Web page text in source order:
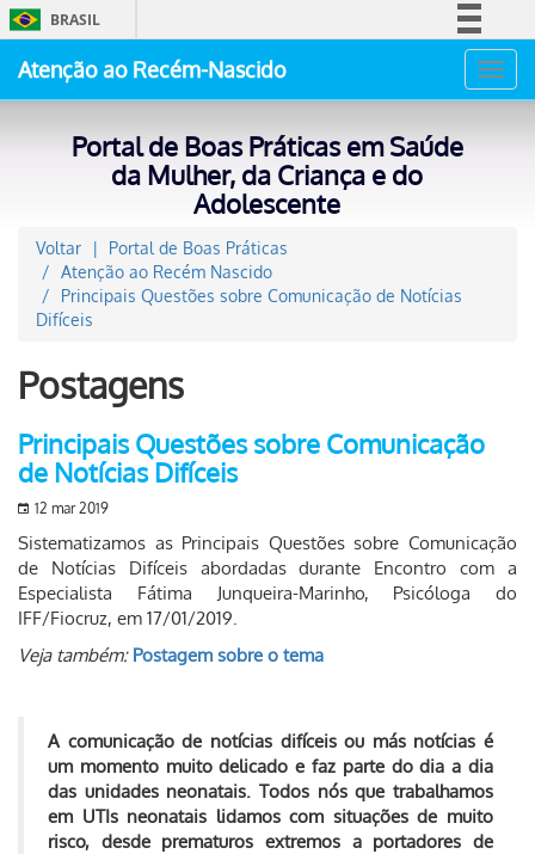
BRASIL
Acesso à informação
Atenção ao Recém-Nascido
Portal de Boas Práticas em Saúde
da Mulher, da Criança e do
Adolescente
Voltar
Portal de Boas Práticas
Atenção ao Recém Nascido
Principais Questões sobre Comunicação de Notícias
Difíceis
Postagens
Principais Questões sobre Comunicação
de Notícias Difíceis
12 mar 2019
Sistematizamos as Principais Questões sobre Comunicação
de Notícias Difíceis abordadas durante Encontro com a
Especialista Fátima Junqueira-Marinho, Psicóloga do
IFF/Fiocruz, em 17/01/2019.
Veja também: Postagem sobre o tema
A comunicação de notícias difíceis ou más notícias é
um momento muito delicado e faz parte do dia a dia
das unidades neonatais. Todos nós que trabalhamos
em UTIs neonatais lidamos com situações de muito
risco, desde prematuros extremos a portadores de